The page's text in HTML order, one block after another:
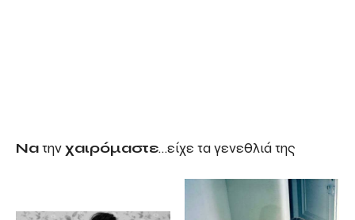
Νατηνχαιρόμαστε…είχε τα γενεθλιά της